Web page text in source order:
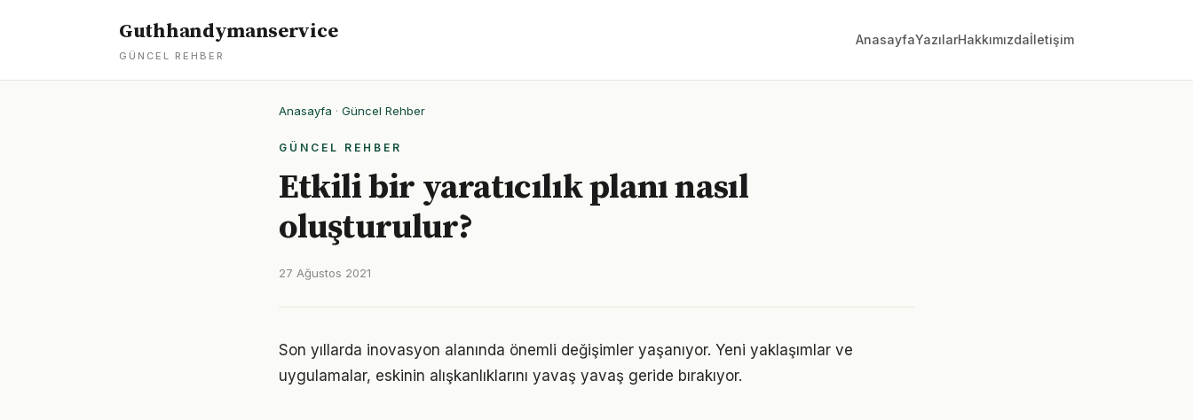
Guthhandymanservice
GÜNCEL REHBER
AnasayfaYazılarHakkımızdaİletişim
Anasayfa · Güncel Rehber
GÜNCEL REHBER
Etkili bir yaratıcılık planı nasıl
oluşturulur?
27 Ağustos 2021
Son yıllarda inovasyon alanında önemli değişimler yaşanıyor. Yeni yaklaşımlar ve
uygulamalar, eskinin alışkanlıklarını yavaş yavaş geride bırakıyor.